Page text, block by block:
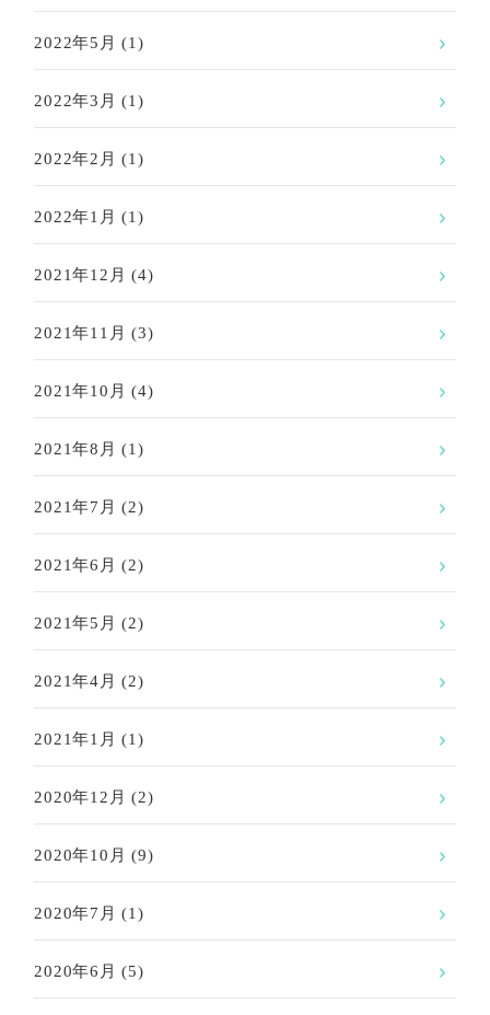
2022年5月 (1)
2022年3月 (1)
2022年2月 (1)
2022年1月 (1)
2021年12月 (4)
2021年11月 (3)
2021年10月 (4)
2021年8月 (1)
2021年7月 (2)
2021年6月 (2)
2021年5月 (2)
2021年4月 (2)
2021年1月 (1)
2020年12月 (2)
2020年10月 (9)
2020年7月 (1)
2020年6月 (5)